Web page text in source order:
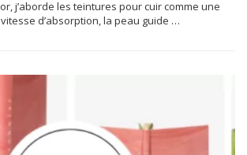
j’aborde les teintures pour cuir comme une
d’absorption, la peau guide …